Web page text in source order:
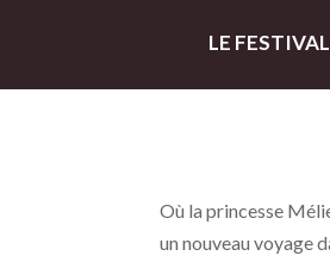
LE FESTIVAL
Où la princesse
un nouveau voyage